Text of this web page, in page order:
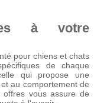
à votre
pour chiens et chats
de chaque
qui propose une
au comportement de
offres vous assure de